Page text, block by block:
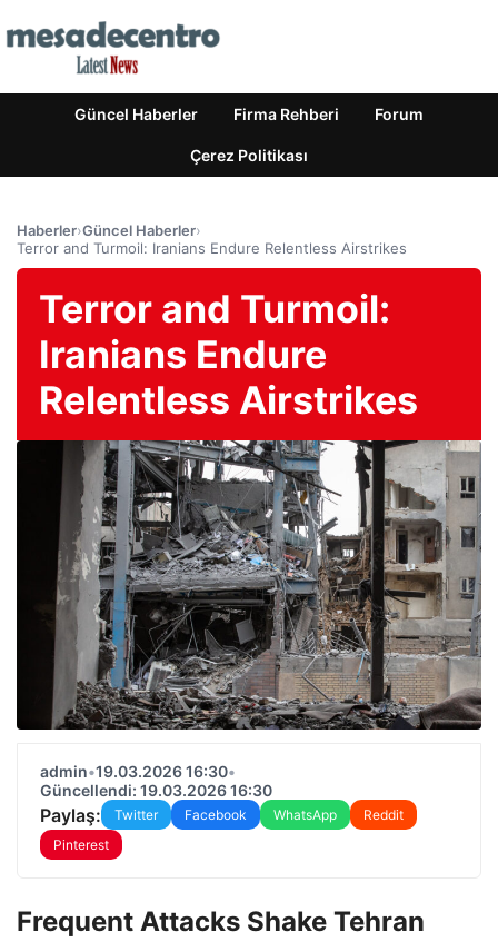
Güncel Haberler Firma Rehberi Forum
Çerez Politikası
Haberler›Güncel Haberler›
Terror and Turmoil: Iranians Endure Relentless Airstrikes
Terror and Turmoil:
Iranians Endure
Relentless Airstrikes
admin•19.03.2026 16:30•
Güncellendi: 19.03.2026 16:30
Paylaş: Twitter Facebook WhatsApp
Reddit
Pinterest
Frequent Attacks Shake Tehran